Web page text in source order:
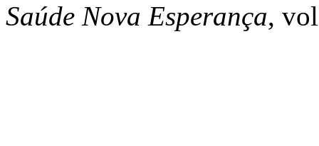
Saúde Nova Esperança,